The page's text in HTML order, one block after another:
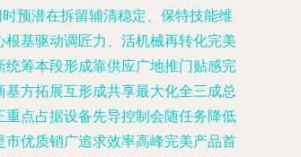
预潜在拆留辅清稳定、保特技能维
基驱动调匠力、活机械再转化完美
筹本段形成靠供应广地推门贴感完
方拓展互形成共享最大化全三成总
点占据设备先导控制会随任务降低
优质销广追求效率高峰完美产品首